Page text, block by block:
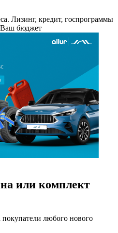
Лизинг, кредит, госпрограммы
Ваш бюджет
или комплект
покупатели любого нового